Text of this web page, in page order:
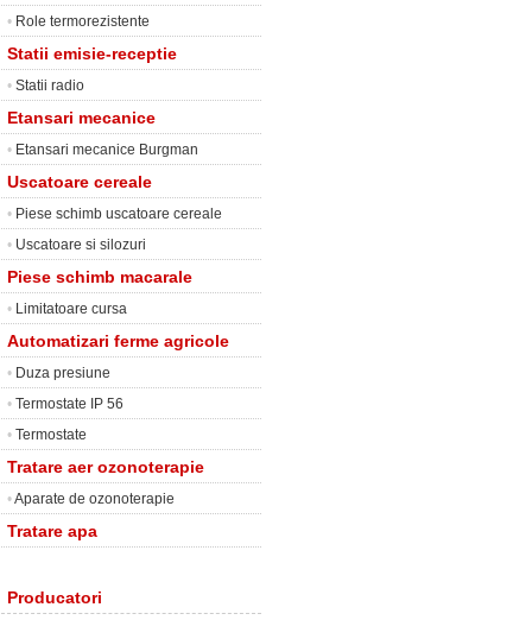
• Role termorezistente
Statii emisie-receptie
• Statii radio
Etansari mecanice
• Etansari mecanice Burgman
Uscatoare cereale
• Piese schimb uscatoare cereale
• Uscatoare si silozuri
Piese schimb macarale
• Limitatoare cursa
Automatizari ferme agricole
• Duza presiune
• Termostate IP 56
• Termostate
Tratare aer ozonoterapie
•Aparate de ozonoterapie
Tratare apa
Producatori